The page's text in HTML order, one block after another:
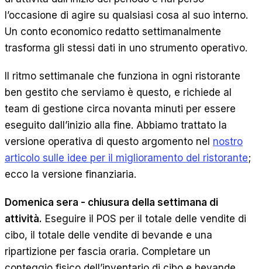
l’occasione di agire su qualsiasi cosa al suo interno.
Un conto economico redatto settimanalmente
trasforma gli stessi dati in uno strumento operativo.
Il ritmo settimanale che funziona in ogni ristorante
ben gestito che serviamo è questo, e richiede al
team di gestione circa novanta minuti per essere
eseguito dall’inizio alla fine. Abbiamo trattato la
versione operativa di questo argomento nel nostro
articolo sulle idee per il miglioramento del ristorante;
ecco la versione finanziaria.
Domenica sera - chiusura della settimana di
attività. Eseguire il POS per il totale delle vendite di
cibo, il totale delle vendite di bevande e una
ripartizione per fascia oraria. Completare un